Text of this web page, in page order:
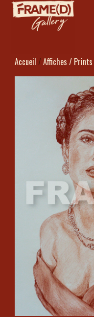
Accueil / Affiches / Prints